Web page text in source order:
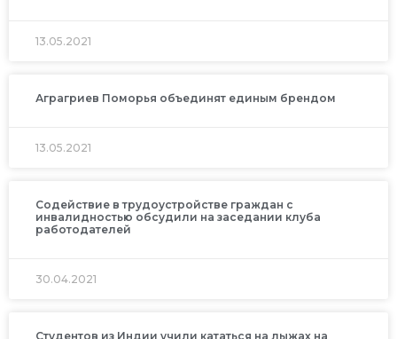
13.05.2021
Аграгриев Поморья объединят единым брендом
13.05.2021
Содействие в трудоустройстве граждан с
инвалидностью обсудили на заседании клуба
работодателей
30.04.2021
Студентов из Индии учили кататься на лыжах на